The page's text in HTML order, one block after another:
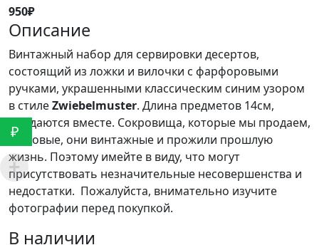
950₽
Описание
Винтажный набор для сервировки десертов,
состоящий из ложки и вилочки с фарфоровыми
ручками, украшенными классическим синим узором
в стилеZwiebelmuster. Длина предметов 14см,
продаются вместе. Сокровища, которые мы продаем,
не новые, они винтажные и прожили прошлую
жизнь. Поэтому имейте в виду, что могут
присутствовать незначительные несовершенства и
недостатки. Пожалуйста, внимательно изучите
фотографии перед покупкой.
В наличии
₽